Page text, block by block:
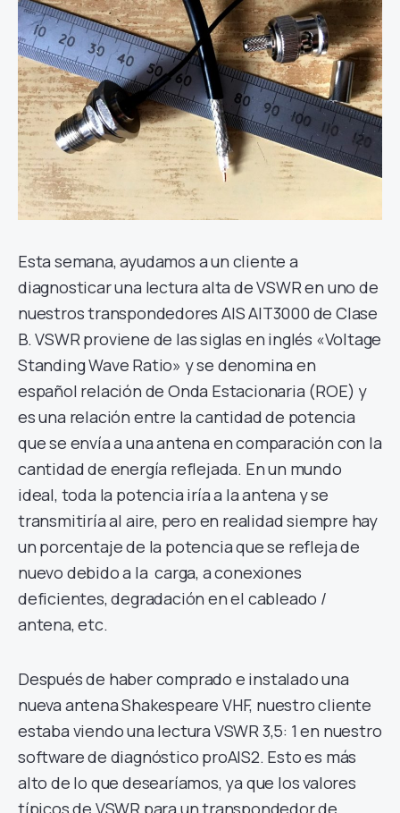
Esta semana, ayudamos a un cliente a
diagnosticar una lectura alta de VSWR en uno de
nuestros transpondedores AIS AIT3000 de Clase
B. VSWR proviene de las siglas en inglés «Voltage
Standing Wave Ratio» y se denomina en
español relación de Onda Estacionaria (ROE) y
es una relación entre la cantidad de potencia
que se envía a una antena en comparación con la
cantidad de energía reflejada. En un mundo
ideal, toda la potencia iría a la antena y se
transmitiría al aire, pero en realidad siempre hay
un porcentaje de la potencia que se refleja de
nuevo debido a la carga, a conexiones
deficientes, degradación en el cableado /
antena, etc.
Después de haber comprado e instalado una
nueva antena Shakespeare VHF, nuestro cliente
estaba viendo una lectura VSWR 3,5: 1 en nuestro
software de diagnóstico proAIS2. Esto es más
alto de lo que desearíamos, ya que los valores
típicos de VSWR para un transpondedor de